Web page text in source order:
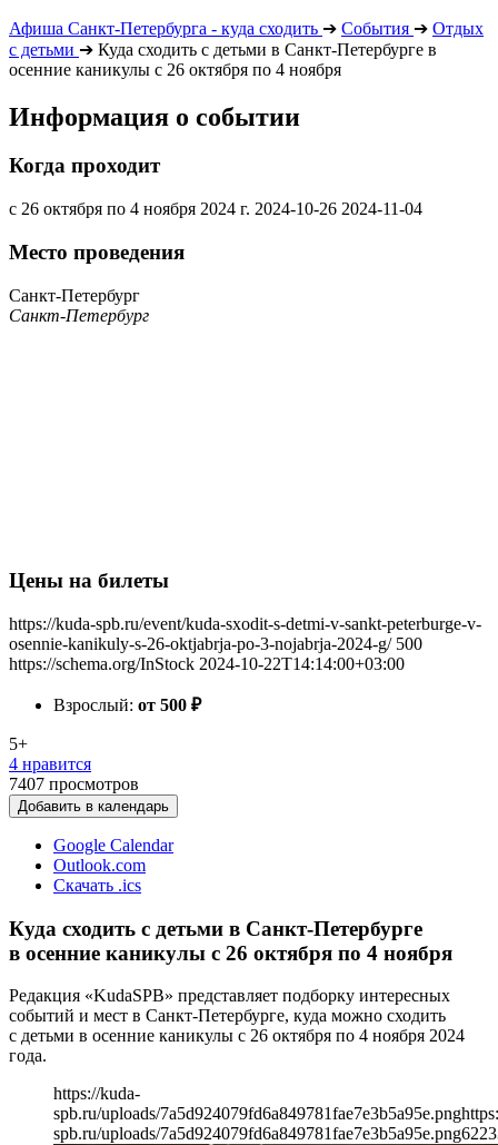
Афиша Санкт-Петербурга - куда сходить ➔ События ➔ Отдых
с детьми ➔ Куда сходить с детьми в Санкт-Петербурге в
осенние каникулы с 26 октября по 4 ноября
Информация о событии
Когда проходит
с 26 октября по 4 ноября 2024 г. 2024-10-26 2024-11-04
Место проведения
Санкт-Петербург
Санкт-Петербург
Цены на билеты
https://kuda-spb.ru/event/kuda-sxodit-s-detmi-v-sankt-peterburge-v-
osennie-kanikuly-s-26-oktjabrja-po-3-nojabrja-2024-g/ 500
https://schema.org/InStock 2024-10-22T14:14:00+03:00
Взрослый: от 500 ₽
5+
4 нравится
7407 просмотров
Добавить в календарь
Google Calendar
Outlook.com
Скачать .ics
Куда сходить с детьми в Санкт-Петербурге
в осенние каникулы с 26 октября по 4 ноября
Редакция «KudaSPB» представляет подборку интересных
событий и мест в Санкт-Петербурге, куда можно сходить
с детьми в осенние каникулы с 26 октября по 4 ноября 2024
года.
https://kuda-
spb.ru/uploads/7a5d924079fd6a849781fae7e3b5a95e.png
spb.ru/uploads/7a5d924079fd6a849781fae7e3b5a95e.png622